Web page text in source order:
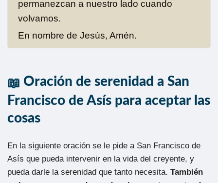
permanezcan a nuestro lado cuando
volvamos.
En nombre de Jesús, Amén.
Oración de serenidad a San
Francisco de Asís para aceptar las
cosas
En la siguiente oración se le pide a San Francisco de
Asís que pueda intervenir en la vida del creyente, y
pueda darle la serenidad que tanto necesita. También